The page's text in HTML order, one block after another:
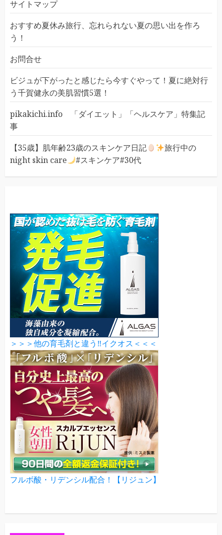
サイトマップ
おすすめ夏休み旅行、忘れられない夏の思い出を作ろ
う！
お問合せ
ビジュが下がったと感じたら今すぐやって！夏に絶対行
う千賀健永の美肌習慣5選！
pikakichi.info 「ダイエット」「ヘルスケア」特集記
事
【35歳】肌年齢23歳のスキンケア日記
旅行中の
night skin care
#スキンケア#30代
＞＞＞他の育毛剤と違う‼イクオス＜＜＜
フルボ酸・リデンシル配合！【リジュン】